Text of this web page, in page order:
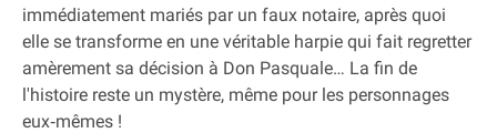
immédiatement mariés par un faux notaire, après quoi
elle se transforme en une véritable harpie qui fait regretter
amèrement sa décision à Don Pasquale… La fin de
l'histoire reste un mystère, même pour les personnages
eux‐mêmes !